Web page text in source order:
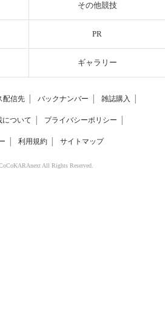
その他競技
PR
ギャラリー
配信先 バックナンバー 雑誌購入
について プライバシーポリシー
利用規約 サイトマップ
All Rights Reserved.